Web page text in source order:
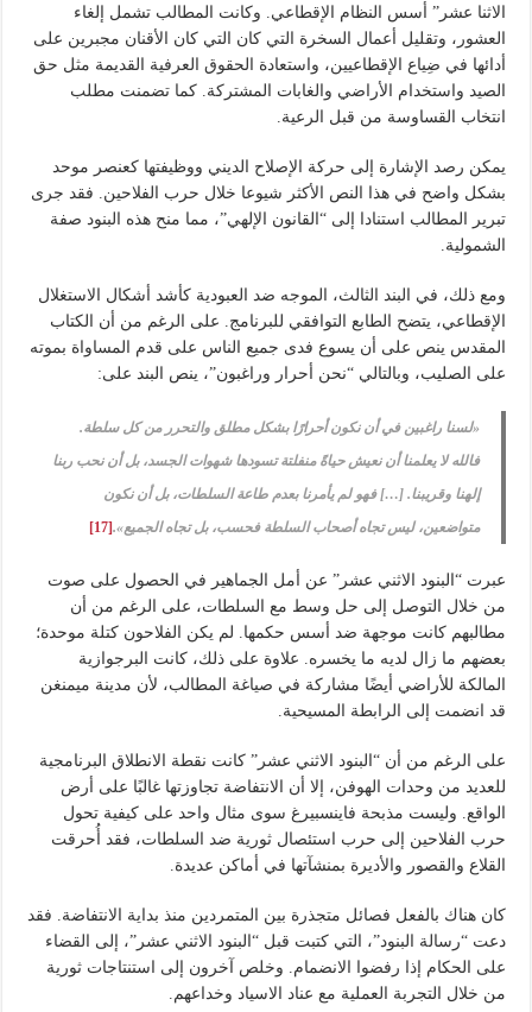
الاثنا عشر” أسس النظام الإقطاعي. وكانت المطالب تشمل إلغاء
العشور، وتقليل أعمال السخرة التي كان التي كان الأقنان مجبرين على
أدائها في ضِياع الإقطاعيين، واستعادة الحقوق العرفية القديمة مثل حق
الصيد واستخدام الأراضي والغابات المشتركة. كما تضمنت مطلب
انتخاب القساوسة من قبل الرعية.
يمكن رصد الإشارة إلى حركة الإصلاح الديني ووظيفتها كعنصر موحد
بشكل واضح في هذا النص الأكثر شيوعا خلال حرب الفلاحين. فقد جرى
تبرير المطالب استنادا إلى “القانون الإلهي”، مما منح هذه البنود صفة
الشمولية.
ومع ذلك، في البند الثالث، الموجه ضد العبودية كأشد أشكال الاستغلال
الإقطاعي، يتضح الطابع التوافقي للبرنامج. على الرغم من أن الكتاب
المقدس ينص على أن يسوع فدى جميع الناس على قدم المساواة بموته
على الصليب، وبالتالي “نحن أحرار وراغبون”، ينص البند على:
«لسنا راغبين في أن نكون أحرارًا بشكل مطلق والتحرر من كل سلطة.
فالله لا يعلمنا أن نعيش حياةً منفلتة تسودها شهوات الجسد، بل أن نحب ربنا
إلهنا وقريبنا. […] فهو لم يأمرنا بعدم طاعة السلطات، بل أن نكون
متواضعين، ليس تجاه أصحاب السلطة فحسب، بل تجاه الجميع».[17]
عبرت “البنود الاثني عشر” عن أمل الجماهير في الحصول على صوت
من خلال التوصل إلى حل وسط مع السلطات، على الرغم من أن
مطالبهم كانت موجهة ضد أسس حكمها. لم يكن الفلاحون كتلة موحدة؛
بعضهم ما زال لديه ما يخسره. علاوة على ذلك، كانت البرجوازية
المالكة للأراضي أيضًا مشاركة في صياغة المطالب، لأن مدينة ميمنغن
قد انضمت إلى الرابطة المسيحية.
على الرغم من أن “البنود الاثني عشر” كانت نقطة الانطلاق البرنامجية
للعديد من وحدات الهوفن، إلا أن الانتفاضة تجاوزتها غالبًا على أرض
الواقع. وليست مذبحة فاينسبيرغ سوى مثال واحد على كيفية تحول
حرب الفلاحين إلى حرب استئصال ثورية ضد السلطات، فقد أُحرقت
القلاع والقصور والأديرة بمنشآتها في أماكن عديدة.
كان هناك بالفعل فصائل متجذرة بين المتمردين منذ بداية الانتفاضة. فقد
دعت “رسالة البنود”، التي كتبت قبل “البنود الاثني عشر”، إلى القضاء
على الحكام إذا رفضوا الانضمام. وخلص آخرون إلى استنتاجات ثورية
من خلال التجربة العملية مع عناد الاسياد وخداعهم.